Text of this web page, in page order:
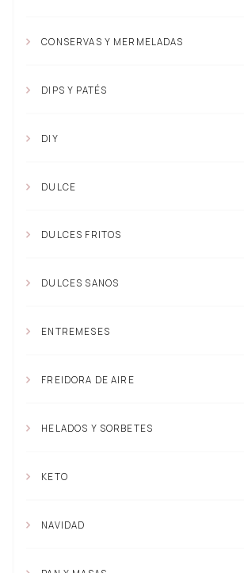
CONSERVAS Y MERMELADAS
DIPS Y PATÉS
DIY
DULCE
DULCES FRITOS
DULCES SANOS
ENTREMESES
FREIDORA DE AIRE
HELADOS Y SORBETES
KETO
NAVIDAD